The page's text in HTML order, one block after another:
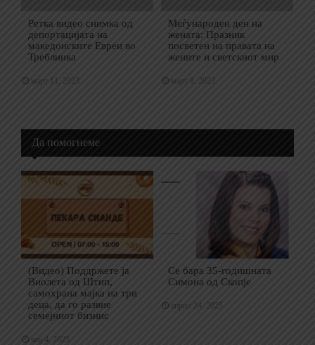
Ретка видео снимка од
депортацијата на
македонските Евреи во
Треблинка
март 11, 2023
Меѓународен ден на
жената: Празник
посветен на правата на
жените и светскиот мир
март 8, 2023
Да помогнеме
(Видео) Поддржете ја
Виолета од Штип,
самохрана мајка на три
деца, да го развие
семејниот бизнис
мај 4, 2025
Се бара 35-годишната
Симона од Скопје
април 24, 2025